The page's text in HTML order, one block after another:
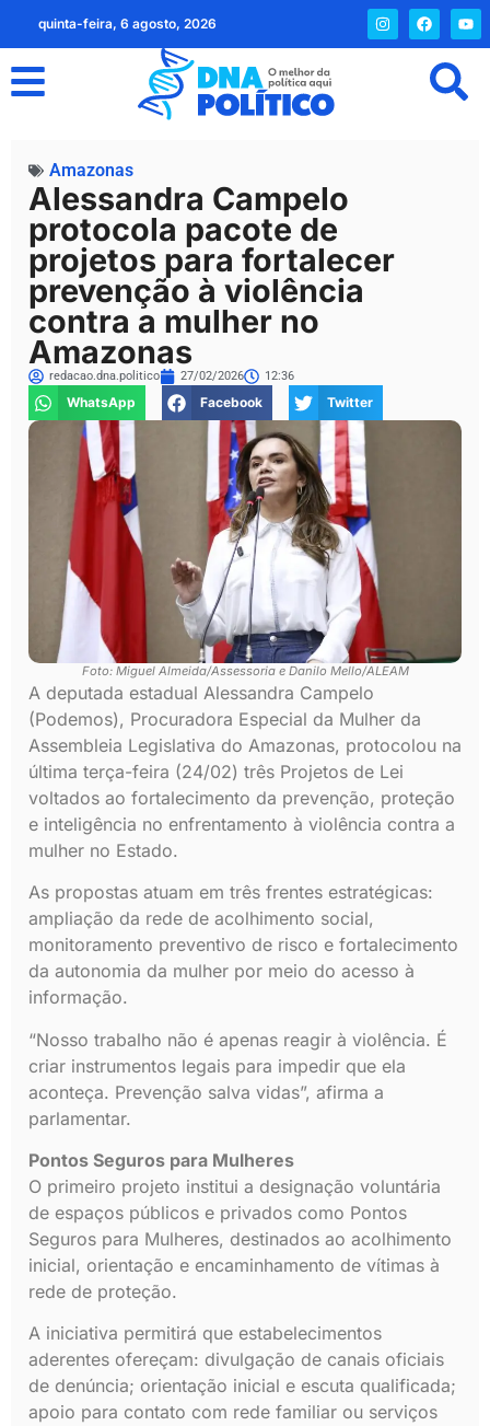
quinta-feira, 6 agosto, 2026
Amazonas
Alessandra Campelo
protocola pacote de
projetos para fortalecer
prevenção à violência
contra a mulher no
Amazonas
redacao.dna.politico 27/02/2026 12:36
WhatsApp Facebook Twitter
Foto: Miguel Almeida/Assessoria e Danilo Mello/ALEAM
A deputada estadual Alessandra Campelo
(Podemos), Procuradora Especial da Mulher da
Assembleia Legislativa do Amazonas, protocolou na
última terça-feira (24/02) três Projetos de Lei
voltados ao fortalecimento da prevenção, proteção
e inteligência no enfrentamento à violência contra a
mulher no Estado.
As propostas atuam em três frentes estratégicas:
ampliação da rede de acolhimento social,
monitoramento preventivo de risco e fortalecimento
da autonomia da mulher por meio do acesso à
informação.
“Nosso trabalho não é apenas reagir à violência. É
criar instrumentos legais para impedir que ela
aconteça. Prevenção salva vidas”, afirma a
parlamentar.
Pontos Seguros para Mulheres
O primeiro projeto institui a designação voluntária
de espaços públicos e privados como Pontos
Seguros para Mulheres, destinados ao acolhimento
inicial, orientação e encaminhamento de vítimas à
rede de proteção.
A iniciativa permitirá que estabelecimentos
aderentes ofereçam: divulgação de canais oficiais
de denúncia; orientação inicial e escuta qualificada;
apoio para contato com rede familiar ou serviços